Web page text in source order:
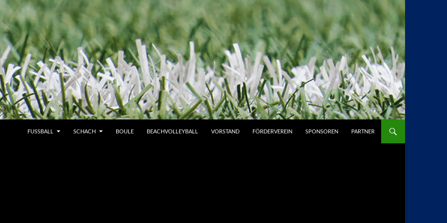
FUSSBALL SCHACH BOULE BEACHVOLLEYBALL VORSTAND FÖRDERVEREIN SPONSOREN PARTNER